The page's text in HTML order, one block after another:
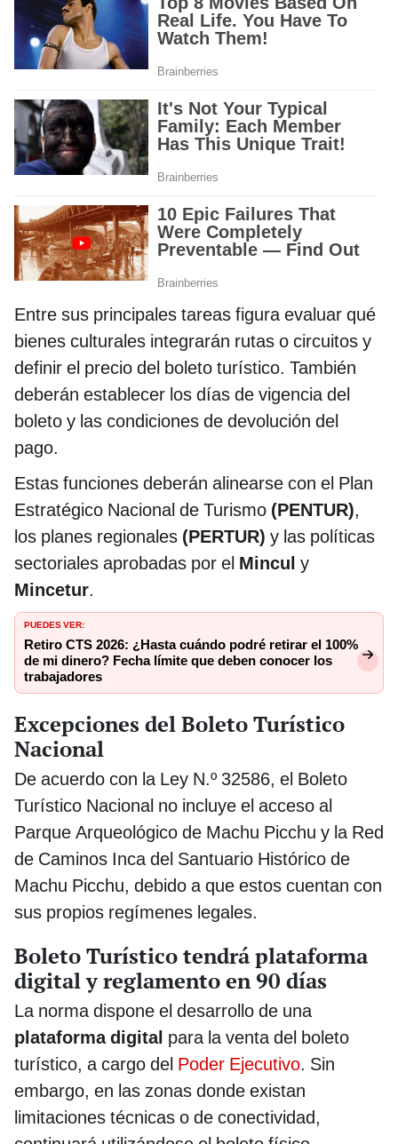
Entre sus principales tareas figura evaluar qué
bienes culturales integrarán rutas o circuitos y
definir el precio del boleto turístico. También
deberán establecer los días de vigencia del
boleto y las condiciones de devolución del
pago.
Estas funciones deberán alinearse con el Plan
Estratégico Nacional de Turismo (PENTUR),
los planes regionales (PERTUR) y las políticas
sectoriales aprobadas por el Mincul y
Mincetur.
PUEDES VER:
Retiro CTS 2026: ¿Hasta cuándo podré retirar el 100%
de mi dinero? Fecha límite que deben conocer los
trabajadores
Excepciones del Boleto Turístico
Nacional
De acuerdo con la Ley N.º 32586, el Boleto
Turístico Nacional no incluye el acceso al
Parque Arqueológico de Machu Picchu y la Red
de Caminos Inca del Santuario Histórico de
Machu Picchu, debido a que estos cuentan con
sus propios regímenes legales.
Boleto Turístico tendrá plataforma
digital y reglamento en 90 días
La norma dispone el desarrollo de una
plataforma digital para la venta del boleto
turístico, a cargo del Poder Ejecutivo. Sin
embargo, en las zonas donde existan
limitaciones técnicas o de conectividad,